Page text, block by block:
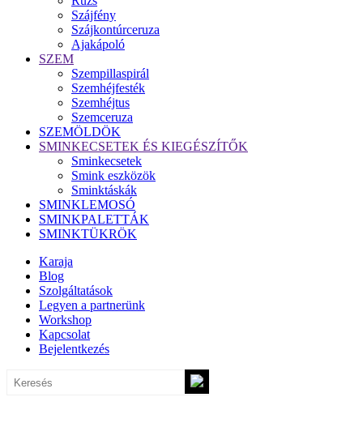
Szájfény
Szájkontúrceruza
Ajakápoló
SZEM
Szempillaspirál
Szemhéjfesték
Szemhéjtus
Szemceruza
SZEMÖLDÖK
SMINKECSETEK ÉS KIEGÉSZÍTŐK
Sminkecsetek
Smink eszközök
Sminktáskák
SMINKLEMOSÓ
SMINKPALETTÁK
SMINKTÜKRÖK
Karaja
Blog
Szolgáltatások
Legyen a partnerünk
Workshop
Kapcsolat
Bejelentkezés